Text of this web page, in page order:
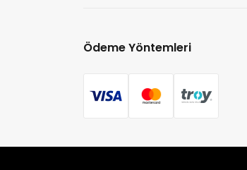
Ödeme Yöntemleri